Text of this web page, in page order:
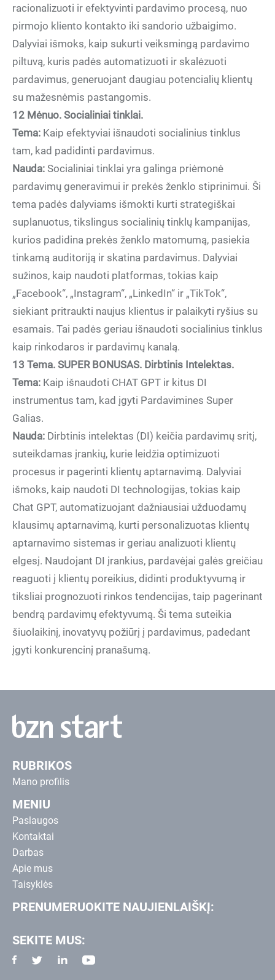
racionalizuoti ir efektyvinti pardavimo procesą, nuo
pirmojo kliento kontakto iki sandorio užbaigimo.
Dalyviai išmoks, kaip sukurti veiksmingą pardavimo
piltuvą, kuris padės automatizuoti ir skalėzuoti
pardavimus, generuojant daugiau potencialių klientų
su mažesnėmis pastangomis.
12 Mėnuo. Socialiniai tinklai.
Tema: Kaip efektyviai išnaudoti socialinius tinklus
tam, kad padidinti pardavimus.
Nauda: Socialiniai tinklai yra galinga priėmonė
pardavimų generavimui ir prekės ženklo stiprinimui. Ši
tema padės dalyviams išmokti kurti strategiškai
suplanuotus, tikslingus socialinių tinklų kampanijas,
kurios padidina prekės ženklo matomumą, pasiekia
tinkamą auditoriją ir skatina pardavimus. Dalyviai
sužinos, kaip naudoti platformas, tokias kaip
„Facebook“, „Instagram“, „LinkedIn“ ir „TikTok“,
siekiant pritraukti naujus klientus ir palaikyti ryšius su
esamais. Tai padės geriau išnaudoti socialinius tinklus
kaip rinkodaros ir pardavimų kanalą.
13 Tema. SUPER BONUSAS. Dirbtinis Intelektas.
Tema: Kaip išnaudoti CHAT GPT ir kitus DI
instrumentus tam, kad įgyti Pardavimines Super
Galias.
Nauda: Dirbtinis intelektas (DI) keičia pardavimų sritį,
suteikdamas įrankių, kurie leidžia optimizuoti
procesus ir pagerinti klientų aptarnavimą. Dalyviai
išmoks, kaip naudoti DI technologijas, tokias kaip
Chat GPT, automatizuojant dažniausiai užduodamų
klausimų aptarnavimą, kurti personalizuotas klientų
aptarnavimo sistemas ir geriau analizuoti klientų
elgesį. Naudojant DI įrankius, pardavėjai galės greičiau
reaguoti į klientų poreikius, didinti produktyvumą ir
tiksliai prognozuoti rinkos tendencijas, taip pagerinant
bendrą pardavimų efektyvumą. Ši tema suteikia
šiuolaikinį, inovatyvų požiūrį į pardavimus, padedant
įgyti konkurencinį pranašumą.
RUBRIKOS
Mano profilis
MENIU
Paslaugos
Kontaktai
Darbas
Apie mus
Taisyklės
PRENUMERUOKITE NAUJIENLAIŠKĮ:
SEKITE MUS: